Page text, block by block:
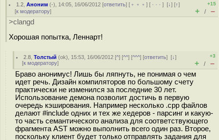
1.2 ,Аноним (-), 14:05, 16/06/2012 [ответить] [ ﹢﹢﹢] [ · · ·][↓] [↑]
[к модератору]
+15
+ / –
>clangd
Хорошая попытка, Леннарт!
2.8 ,Толстый (ok), 15:53, 16/06/2012 [^] [^^] [^^^] [ответить][↓]
[к модератору]
+3
+ / –
Браво анонимус! Лишь бы ляпнуть, не понимая о чем
идет речь. Дизайн компиляторов по большому счету
практически не изменился за последние 30 лет.
Использование демона позволит достичь в первую
очередь кэширования. Например несколько .cpp файлов
делают #include одних и тех же хедеров - парсинг и какую-
то часть семантического анализа для соответствующего
фрагмента AST можно выполнить всего один раз. Второе,
поскольку клиент будет только отправлять задания для